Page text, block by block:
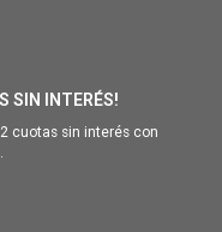
SIN INTERÉS!
cuotas sin interés con